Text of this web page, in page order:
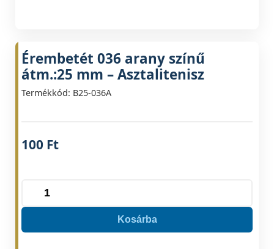
Érembetét 036 arany színű
átm.:25 mm – Asztalitenisz
Termékkód: B25-036A
100 Ft
Érembetét
036
Kosárba